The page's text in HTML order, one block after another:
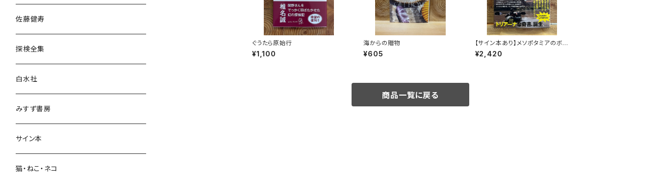
ぐうたら原始行
¥1,100
海からの贈物
¥605
【サイン本あり】メソポタミアのボ
ート三人男
¥2,420
商品一覧に戻る
民族・風習
言語・ことば
佐藤健寿
探検全集
白水社
みすず書房
サイン本
猫・ねこ・ネコ